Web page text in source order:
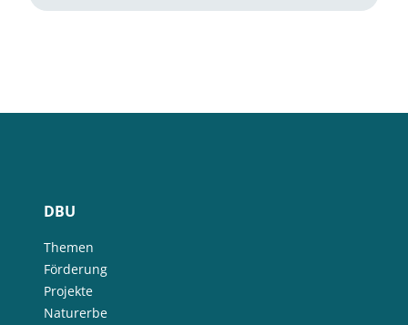
DBU
Themen
Förderung
Projekte
Naturerbe